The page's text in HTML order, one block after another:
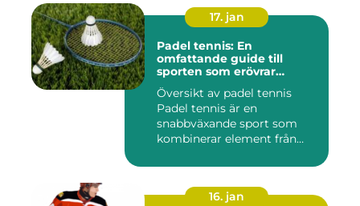
17. jan
Padel tennis: En
omfattande guide till
sporten som erövrar
världen
Översikt av padel tennis
Padel tennis är en
snabbväxande sport som
kombinerar element från
16. jan